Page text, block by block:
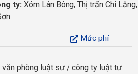
ty: Xóm Lân Bông, Thị trấn Chi Lăng,
Mức phí
phòng luật sư / công ty luật tư